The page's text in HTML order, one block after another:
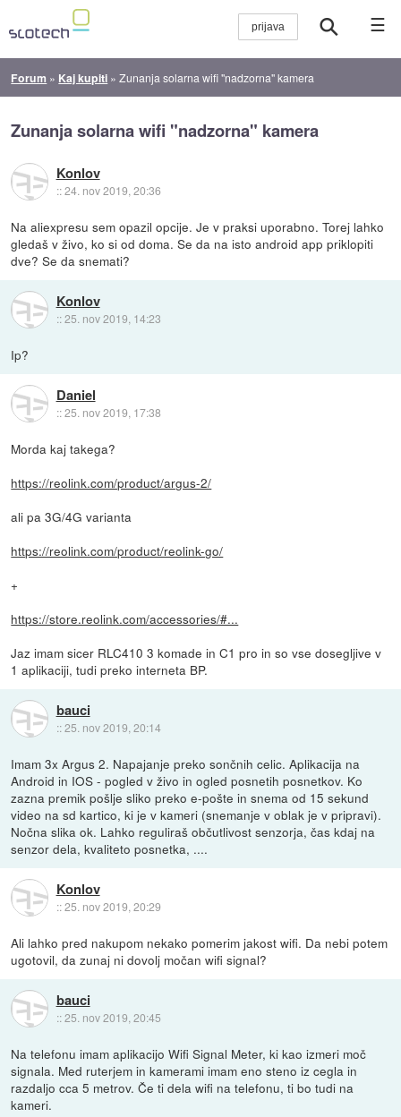
☰
Forum » Kaj kupiti »Zunanja solarna wifi "nadzorna" kamera
Zunanja solarna wifi "nadzorna" kamera
Konlov
::24. nov 2019, 20:36
Na aliexpresu sem opazil opcije. Je v praksi uporabno. Torej lahko
gledaš v živo, ko si od doma. Se da na isto android app priklopiti
dve? Se da snemati?
Konlov
::25. nov 2019, 14:23
Ip?
Daniel
::25. nov 2019, 17:38
Morda kaj takega?
https://reolink.com/product/argus-2/
ali pa 3G/4G varianta
https://reolink.com/product/reolink-go/
+
https://store.reolink.com/accessories/#...
Jaz imam sicer RLC410 3 komade in C1 pro in so vse dosegljive v
1 aplikaciji, tudi preko interneta BP.
bauci
::25. nov 2019, 20:14
Imam 3x Argus 2. Napajanje preko sončnih celic. Aplikacija na
Android in IOS - pogled v živo in ogled posnetih posnetkov. Ko
zazna premik pošlje sliko preko e-pošte in snema od 15 sekund
video na sd kartico, ki je v kameri (snemanje v oblak je v pripravi).
Nočna slika ok. Lahko reguliraš občutlivost senzorja, čas kdaj na
senzor dela, kvaliteto posnetka, ....
Konlov
::25. nov 2019, 20:29
Ali lahko pred nakupom nekako pomerim jakost wifi. Da nebi potem
ugotovil, da zunaj ni dovolj močan wifi signal?
bauci
::25. nov 2019, 20:45
Na telefonu imam aplikacijo Wifi Signal Meter, ki kao izmeri moč
signala. Med ruterjem in kamerami imam eno steno iz cegla in
razdaljo cca 5 metrov. Če ti dela wifi na telefonu, ti bo tudi na
kameri.